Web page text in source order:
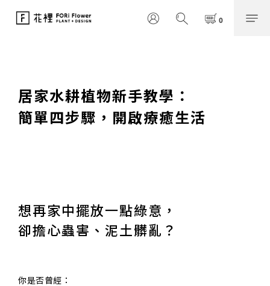
居家水耕植物新手教學：
簡單四步驟，開啟療癒生活
想再家中擺放一點綠意，
卻擔心蟲害、泥土髒亂？
你是否曾經：